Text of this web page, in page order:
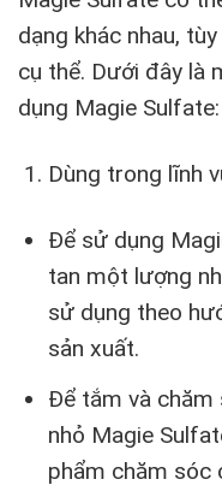
dạng khác nhau,
cụ thể. Dưới đây là
dụng Magie Sulfate:
Dùng trong lĩnh
Để sử dụng
tan một lượng
sử dụng theo
sản xuất.
Để tắm và
nhỏ Magie
phẩm chăm sóc